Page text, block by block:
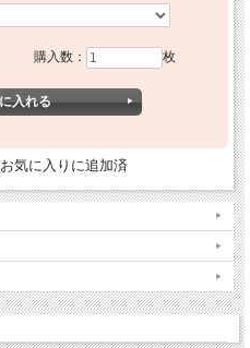
購入数： 枚
お気に入りに追加済